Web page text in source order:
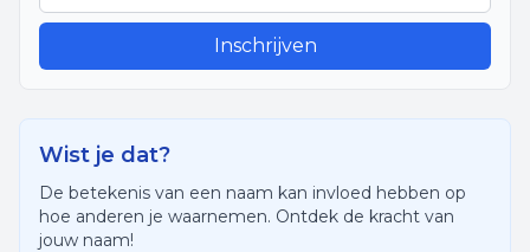
Inschrijven
Wist je dat?
De betekenis van een naam kan invloed hebben op
hoe anderen je waarnemen. Ontdek de kracht van
jouw naam!